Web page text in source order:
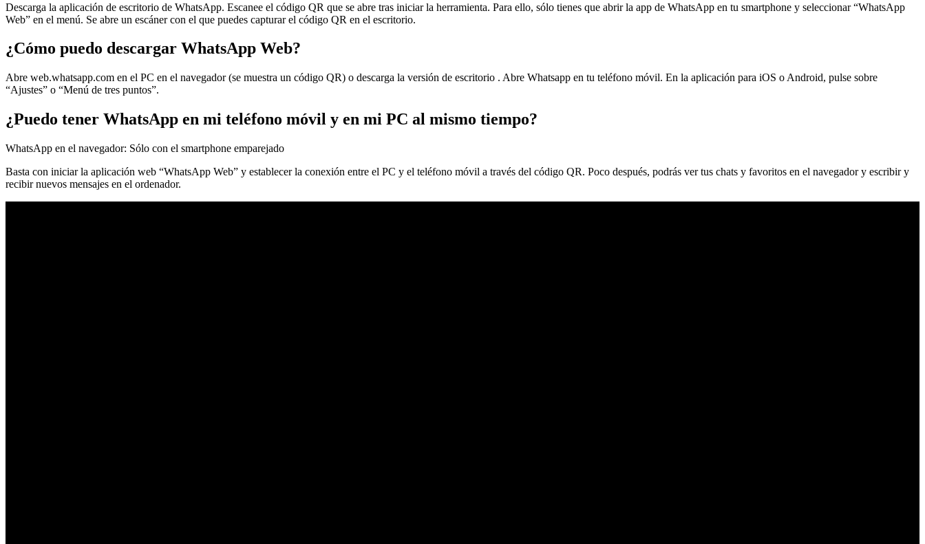
Descarga la aplicación de escritorio de WhatsApp. Escanee el código QR que se abre tras iniciar la herramienta. Para ello, sólo tienes que abrir la app de WhatsApp en tu smartphone y seleccionar “WhatsApp
Web” en el menú. Se abre un escáner con el que puedes capturar el código QR en el escritorio.
¿Cómo puedo descargar WhatsApp Web?
Abre web.whatsapp.com en el PC en el navegador (se muestra un código QR) o descarga la versión de escritorio . Abre Whatsapp en tu teléfono móvil. En la aplicación para iOS o Android, pulse sobre
“Ajustes” o “Menú de tres puntos”.
¿Puedo tener WhatsApp en mi teléfono móvil y en mi PC al mismo tiempo?
WhatsApp en el navegador: Sólo con el smartphone emparejado
Basta con iniciar la aplicación web “WhatsApp Web” y establecer la conexión entre el PC y el teléfono móvil a través del código QR. Poco después, podrás ver tus chats y favoritos en el navegador y escribir y
recibir nuevos mensajes en el ordenador.